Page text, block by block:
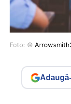
Foto: ©